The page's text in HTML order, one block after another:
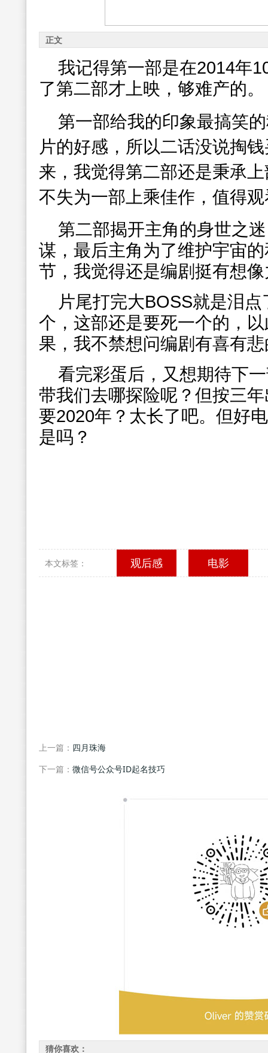
正文
我记得第一部是在2014年
了第二部才上映，够难产的。
第一部给我的印象最搞笑
片的好感，所以二话没说掏
来，我觉得第二部还是秉承
不失为一部上乘佳作，值得
第二部揭开主角的身世之
谋，最后主角为了维护宇宙
节，我觉得还是编剧挺有想
片尾打完大BOSS就是泪
个，这部还是要死一个的，
果，我不禁想问编剧有喜有
看完彩蛋后，又想期待下
带我们去哪探险呢？但按三
要2020年？太长了吧。但好
是吗？
本文标签： 观后感 电影
上一篇： 四月珠海
下一篇： 微信号公众号ID起名技巧
猜你喜欢：